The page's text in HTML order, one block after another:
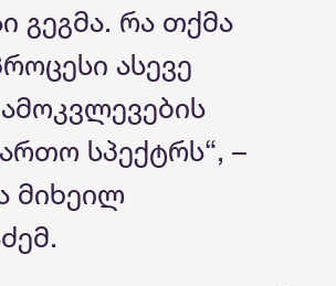
გეგმა. რა თქმა
ასევე
სპექტრს“, –
მიხეილ